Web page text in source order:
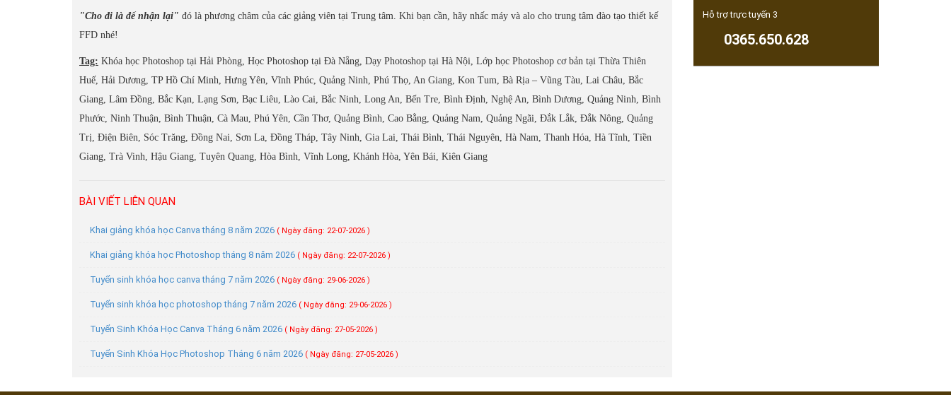
"Cho đi là để nhận lại" đó là phương châm của các giảng viên tại Trung tâm. Khi bạn cần, hãy nhấc máy và alo cho trung tâm đào tạo thiết kế
FFD nhé!
Tag: Khóa học Photoshop tại Hải Phòng, Học Photoshop tại Đà Nẵng, Dạy Photoshop tại Hà Nội, Lớp học Photoshop cơ bản tại Thừa Thiên
Huế, Hải Dương, TP Hồ Chí Minh, Hưng Yên, Vĩnh Phúc, Quảng Ninh, Phú Thọ, An Giang, Kon Tum, Bà Rịa – Vũng Tàu, Lai Châu, Bắc
Giang, Lâm Đồng, Bắc Kạn, Lạng Sơn, Bạc Liêu, Lào Cai, Bắc Ninh, Long An, Bến Tre, Bình Định, Nghệ An, Bình Dương, Quảng Ninh, Bình
Phước, Ninh Thuận, Bình Thuận, Cà Mau, Phú Yên, Cần Thơ, Quảng Bình, Cao Bằng, Quảng Nam, Quảng Ngãi, Đắk Lắk, Đắk Nông, Quảng
Trị, Điện Biên, Sóc Trăng, Đồng Nai, Sơn La, Đồng Tháp, Tây Ninh, Gia Lai, Thái Bình, Thái Nguyên, Hà Nam, Thanh Hóa, Hà Tĩnh, Tiền
Giang, Trà Vinh, Hậu Giang, Tuyên Quang, Hòa Bình, Vĩnh Long, Khánh Hòa, Yên Bái, Kiên Giang
BÀI VIẾT LIÊN QUAN
Khai giảng khóa học Canva tháng 8 năm 2026 ( Ngày đăng: 22-07-2026 )
Khai giảng khóa học Photoshop tháng 8 năm 2026 ( Ngày đăng: 22-07-2026 )
Tuyển sinh khóa học canva tháng 7 năm 2026 ( Ngày đăng: 29-06-2026 )
Tuyển sinh khóa học photoshop tháng 7 năm 2026 ( Ngày đăng: 29-06-2026 )
Tuyển Sinh Khóa Học Canva Tháng 6 năm 2026 ( Ngày đăng: 27-05-2026 )
Tuyển Sinh Khóa Học Photoshop Tháng 6 năm 2026 ( Ngày đăng: 27-05-2026 )
Hỗ trợ trực tuyến 3
0365.650.628